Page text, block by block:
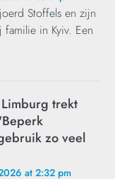
Stoffels en zijn
in Kyiv. Een
trekt
zo veel
at 2:32 pm